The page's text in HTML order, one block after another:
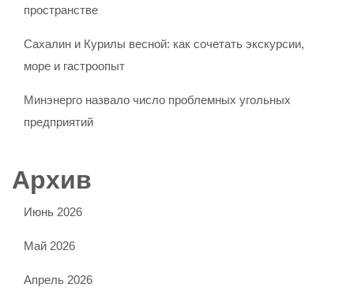
пространстве
Сахалин и Курилы весной: как сочетать экскурсии,
море и гастроопыт
Минэнерго назвало число проблемных угольных
предприятий
Архив
Июнь 2026
Май 2026
Апрель 2026